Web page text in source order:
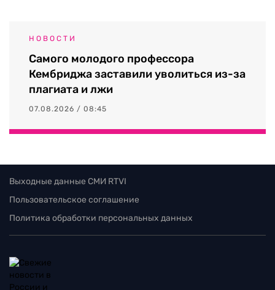
НОВОСТИ
Самого молодого профессора
Кембриджа заставили уволиться из-за
плагиата и лжи
07.08.2026 / 08:45
Выходные данные СМИ RTVI
Пользовательское соглашение
Политика обработки персональных данных